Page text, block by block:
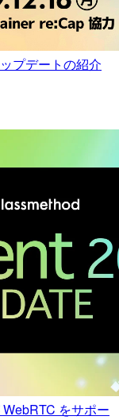
プデートの紹介
をサポー